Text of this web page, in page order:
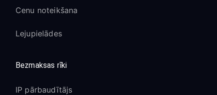
Cenu noteikšana
Lejupielādes
Bezmaksas rīki
IP pārbaudītājs